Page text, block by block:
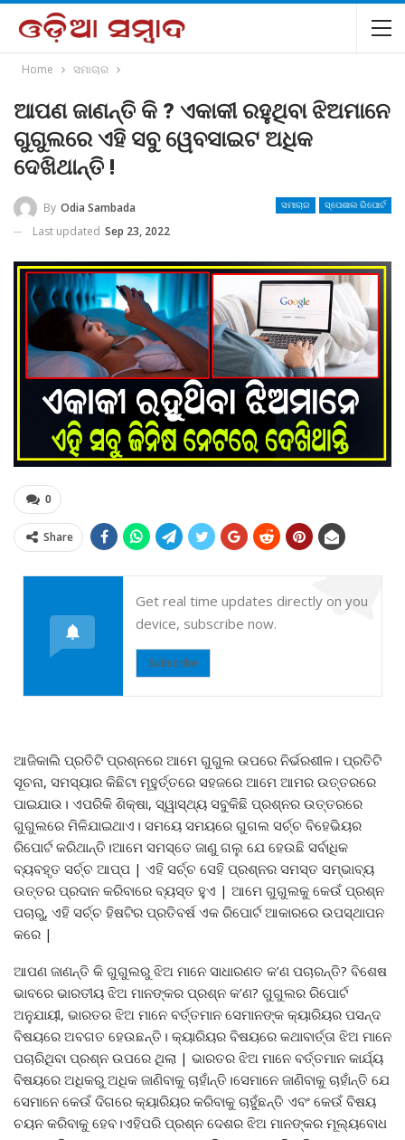
Home ସମାଚାର
ଆପଣ ଜାଣନ୍ତି କି ? ଏକାକୀ ରହୁଥିବା ଝିଅମାନେ
ଗୁଗୁଲରେ ଏହି ସବୁ ୱେବସାଇଟ ଅଧିକ
ଦେଖିଥାନ୍ତି !
ସମାଚାର ସ୍ପେଶାଲ ରିପୋର୍ଟ
By Odia Sambada
Last updated Sep 23, 2022
0
Share
Get real time updates directly on you
device, subscribe now.
Subscribe
ଆଜିକାଲି ପ୍ରତିଟି ପ୍ରଶ୍ନରେ ଆମେ ଗୁଗୁଲ ଉପରେ ନିର୍ଭରଶୀଳ। ପ୍ରତିଟି
ସୂଚନା, ସମସ୍ୟାର କିଛିଟା ମୂହୁର୍ତ୍ତରେ ସହଜରେ ଆମେ ଆମର ଉତ୍ତରରେ
ପାଇଯାଉ। ଏପରିକି ଶିକ୍ଷା, ସ୍ୱାସ୍ଥ୍ୟ ସବୁକିଛି ପ୍ରଶ୍ନର ଉତ୍ତରରେ
ଗୁଗୁଲରେ ମିଳିଯାଇଥାଏ। ସମୟେ ସମୟରେ ଗୁଗଲ ସର୍ଚ୍ଚ ବିହେଭିୟର
ରିପୋର୍ଟ କରିଥାନ୍ତି।ଆମେ ସମସ୍ତେ ଜାଣୁ ଗଲୁ ଯେ ହେଉଛି ସର୍ବାଧିକ
ବ୍ୟବହୃତ ସର୍ଚ୍ଚ ଆପ୍ପ | ଏହି ସର୍ଚ୍ଚ ସେହି ପ୍ରଶ୍ନର ସମସ୍ତ ସମ୍ଭାବ୍ୟ
ଉତ୍ତର ପ୍ରଦାନ କରିବାରେ ବ୍ୟସ୍ତ ହୁଏ | ଆମେ ଗୁଗୁଲକୁ କେଉଁ ପ୍ରଶ୍ନ
ପଚାରୁ, ଏହି ସର୍ଚ୍ଚ ହିଷଟିର ପ୍ରତିବର୍ଷ ଏକ ରିପୋର୍ଟ ଆକାରରେ ଉପସ୍ଥାପନ
କରେ |
ଆପଣ ଜାଣନ୍ତି କି ଗୁଗୁଲରୁ ଝିଅ ମାନେ ସାଧାରଣତ କ’ଣ ପଚାରନ୍ତି? ବିଶେଷ
ଭାବରେ ଭାରତୀୟ ଝିଅ ମାନଙ୍କର ପ୍ରଶ୍ନ କ’ଣ? ଗୁଗୁଲର ରିପୋର୍ଟ
ଅନୁଯାୟୀ, ଭାରତର ଝିଅ ମାନେ ବର୍ତ୍ତମାନ ସେମାନଙ୍କ କ୍ୟାରିୟର ପସନ୍ଦ
ବିଷୟରେ ଅବଗତ ହେଉଛନ୍ତି। କ୍ୟାରିୟର ବିଷୟରେ କଥାବାର୍ତ୍ତା ଝିଅ ମାନେ
ପଚାରିଥିବା ପ୍ରଶ୍ନ ଉପରେ ଥିଲା | ଭାରତର ଝିଅ ମାନେ ବର୍ତ୍ତମାନ କାର୍ଯ୍ୟ
ବିଷୟରେ ଅଧିକରୁ ଅଧିକ ଜାଣିବାକୁ ଚାହାଁନ୍ତି।ସେମାନେ ଜାଣିବାକୁ ଚାହାଁନ୍ତି ଯେ
ସେମାନେ କେଉଁ ଦିଗରେ କ୍ୟାରିୟର କରିବାକୁ ଚାହୁଁଛନ୍ତି ଏବଂ କେଉଁ ବିଷୟ
ଚୟନ କରିବାକୁ ହେବ।ଏହିପରି ପ୍ରଶ୍ନ ଦେଶର ଝିଅ ମାନଙ୍କର ମୂଲ୍ୟବୋଧ